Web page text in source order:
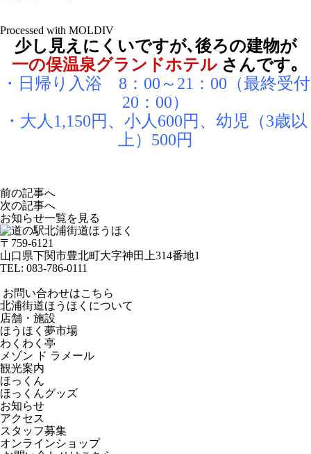
Processed with MOLDIV
少し見えにくいですが､後ろの建物が
一の俣温泉グランドホテル さんです｡
・日帰り入浴 8：00～21：00（最終受付
20：00）
・大人1,150円、小人600円、幼児（3歳以
上）500円
前の記事へ
次の記事へ
お知らせ一覧を見る
〒759-6121
山口県下関市豊北町大字神田上314番地1
TEL: 083-786-0111
お問い合わせはこちら
北浦街道ほうほくについて
店舗・施設
ほうほく夢市場
わくわく亭
メゾン ド ラメール
観光案内
ほっくん
ほっくんグッズ
お知らせ
アクセス
スタッフ募集
オンラインショップ